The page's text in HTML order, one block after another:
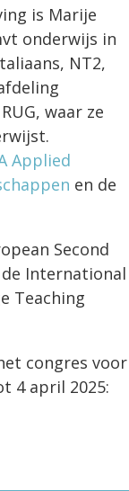
is Marije
onderwijs in
NT2,
waar ze
Applied
en de
Second
de International
Teaching
congres voor
4 april 2025: